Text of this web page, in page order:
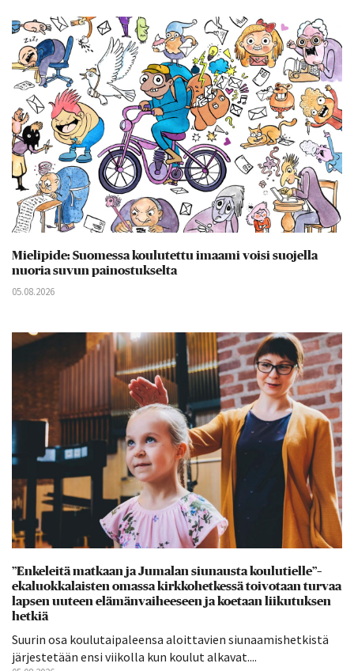
Mielipide: Suomessa koulutettu imaami voisi suojella
nuoria suvun painostukselta
05.08.2026
”Enkeleitä matkaan ja Jumalan siunausta koulutielle”–
ekaluokkalaisten omassa kirkkohetkessä toivotaan turvaa
lapsen uuteen elämänvaiheeseen ja koetaan liikutuksen
hetkiä
Suurin osa koulutaipaleensa aloittavien siunaamishetkistä
järjestetään ensi viikolla kun koulut alkavat....